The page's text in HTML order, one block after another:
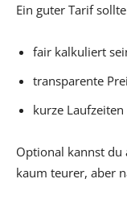
Ein guter Tarif
fair kalkuliert
transparente
kurze
Optional kannst du
kaum teurer, aber